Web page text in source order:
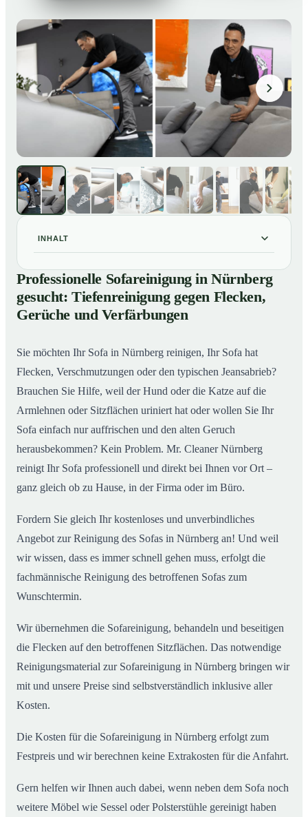
INHALT
01 Professionelle Sofareinigung in Nürnberg gesucht:
Tiefenreinigung gegen Flecken, Gerüche und
Verfärbungen
02So wird Ihr Sofa in Nürnberg wieder wie neu
Professionelle Sofareinigung in Nürnberg
gesucht: Tiefenreinigung gegen Flecken,
Gerüche und Verfärbungen
Sie möchten Ihr Sofa in Nürnberg reinigen, Ihr Sofa hat
Flecken, Verschmutzungen oder den typischen Jeansabrieb?
Brauchen Sie Hilfe, weil der Hund oder die Katze auf die
Armlehnen oder Sitzflächen uriniert hat oder wollen Sie Ihr
Sofa einfach nur auffrischen und den alten Geruch
herausbekommen? Kein Problem. Mr. Cleaner Nürnberg
reinigt Ihr Sofa professionell und direkt bei Ihnen vor Ort –
ganz gleich ob zu Hause, in der Firma oder im Büro.
Fordern Sie gleich Ihr kostenloses und unverbindliches
Angebot zur Reinigung des Sofas in Nürnberg an! Und weil
wir wissen, dass es immer schnell gehen muss, erfolgt die
fachmännische Reinigung des betroffenen Sofas zum
Wunschtermin.
Wir übernehmen die Sofareinigung, behandeln und beseitigen
die Flecken auf den betroffenen Sitzflächen. Das notwendige
Reinigungsmaterial zur Sofareinigung in Nürnberg bringen wir
mit und unsere Preise sind selbstverständlich inklusive aller
Kosten.
Die Kosten für die Sofareinigung in Nürnberg erfolgt zum
Festpreis und wir berechnen keine Extrakosten für die Anfahrt.
Gern helfen wir Ihnen auch dabei, wenn neben dem Sofa noch
weitere Möbel wie Sessel oder Polsterstühle gereinigt haben